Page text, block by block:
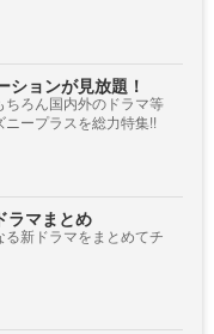
ションが見放題！
ろん国内外のドラマ等
ニープラスを総力特集!!
ラマまとめ
る新ドラマをまとめてチ